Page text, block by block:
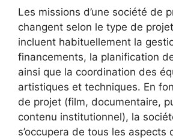
Les missions d’une société de
changent selon le type de
incluent habituellement la
financements, la planification
ainsi que la coordination des
artistiques et techniques. En
de projet (film, documentaire,
contenu institutionnel), la
s’occupera de tous les aspects